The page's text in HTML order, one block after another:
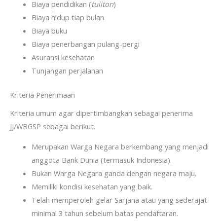
Biaya pendidikan (tuiiton)
Biaya hidup tiap bulan
Biaya buku
Biaya penerbangan pulang-pergi
Asuransi kesehatan
Tunjangan perjalanan
Kriteria Penerimaan
Kriteria umum agar dipertimbangkan sebagai penerima
JJ/WBGSP sebagai berikut.
Merupakan Warga Negara berkembang yang menjadi
anggota Bank Dunia (termasuk Indonesia).
Bukan Warga Negara ganda dengan negara maju.
Memiliki kondisi kesehatan yang baik.
Telah memperoleh gelar Sarjana atau yang sederajat
minimal 3 tahun sebelum batas pendaftaran.